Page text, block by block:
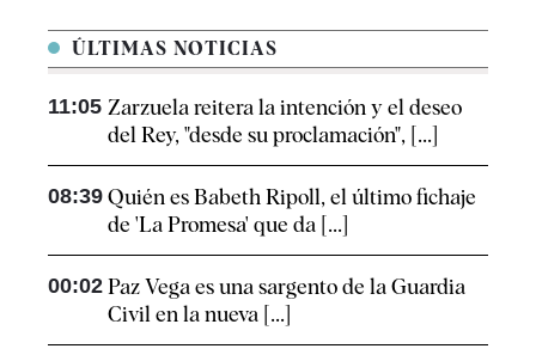
ÚLTIMAS NOTICIAS
11:05 Zarzuela reitera la intención y el deseo
del Rey, "desde su proclamación", [...]
08:39 Quién es Babeth Ripoll, el último fichaje
de 'La Promesa' que da [...]
00:02 Paz Vega es una sargento de la Guardia
Civil en la nueva [...]